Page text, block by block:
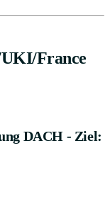
France
DACH - Ziel: